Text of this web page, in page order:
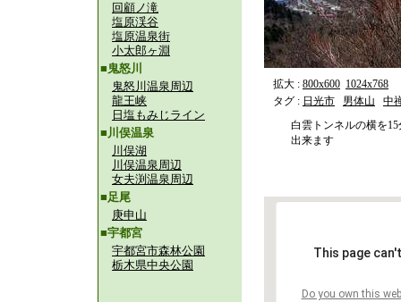
回顧ノ滝
塩原渓谷
塩原温泉街
小太郎ヶ淵
■鬼怒川
鬼怒川温泉周辺
龍王峡
日塩もみじライン
■川俣温泉
川俣湖
川俣温泉周辺
女夫渕温泉周辺
■足尾
庚申山
■宇都宮
宇都宮市森林公園
栃木県中央公園
拡大 : 800x600 1024x768
タグ : 日光市 男体山
中
白雲トンネルの横を
出来ます
This page
Do you own this